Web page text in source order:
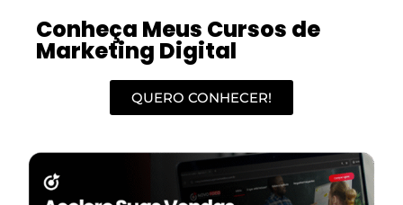
Conheça Meus Cursos de
Marketing Digital
QUERO CONHECER!